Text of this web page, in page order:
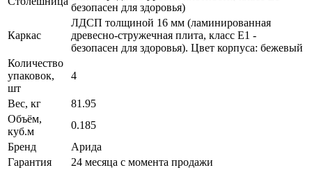
безопасен для здоровья)
Каркас
ЛДСП толщиной 16 мм (ламинированная
древесно-стружечная плита, класс E1 -
безопасен для здоровья). Цвет корпуса: бежевый
Количество
упаковок,
шт
4
Вес, кг
81.95
Объём,
куб.м
0.185
Бренд
Арида
Гарантия
24 месяца с момента продажи